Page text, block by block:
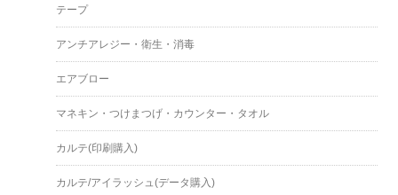
テープ
アンチアレジー・衛生・消毒
エアブロー
マネキン・つけまつげ・カウンター・タオル
カルテ(印刷購入)
カルテ/アイラッシュ(データ購入)